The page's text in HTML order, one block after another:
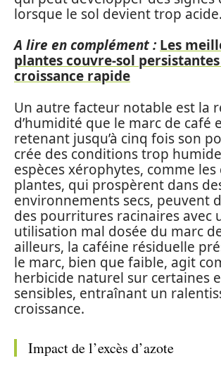
lorsque le sol devient trop acide.
A lire en complément : Les
plantes couvre-sol
croissance rapide
Un autre facteur notable est la
d’humidité que le marc de café
retenant jusqu’à cinq fois son
crée des conditions trop
espèces xérophytes, comme les
plantes, qui prospèrent dans
environnements secs, peuvent
des pourritures racinaires avec
utilisation mal dosée du marc
ailleurs, la caféine résiduelle
le marc, bien que faible, agit
herbicide naturel sur certaines
sensibles, entraînant un
croissance.
Impact de l’excès d’azote